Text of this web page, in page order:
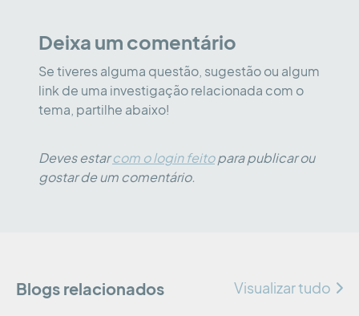
Deixa um comentário
Se tiveres alguma questão, sugestão ou algum
link de uma investigação relacionada com o
tema, partilhe abaixo!
Deves estarcom o login feitopara publicar ou
gostar de um comentário.
Blogs relacionados Visualizar tudo